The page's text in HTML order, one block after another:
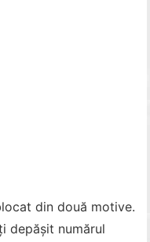
din două motive.
depășit numărul